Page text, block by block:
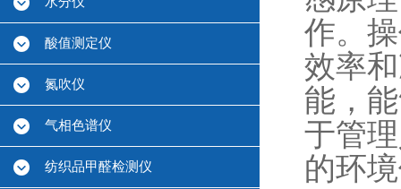
酸值测定仪
氮吹仪
气相色谱仪
纺织品甲醛检测仪
作。
效率
能，
于管
的环